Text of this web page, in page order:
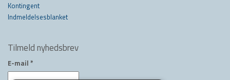
Kontingent
Indmeldelsesblanket
Tilmeld nyhedsbrev
E-mail *